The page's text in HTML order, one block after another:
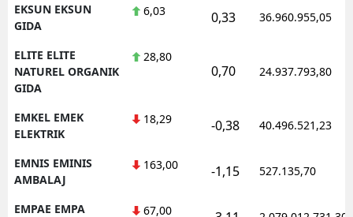
EKSUN EKSUN
GIDA
6,03 0,33 36.960.955,05
ELITE ELITE
NATUREL ORGANIK
GIDA
28,80
0,70 24.937.793,80
EMKEL EMEK
ELEKTRIK
18,29 -0,38 40.496.521,23
EMNIS EMINIS
AMBALAJ
163,00 -1,15 527.135,70
EMPAE EMPA
67,00